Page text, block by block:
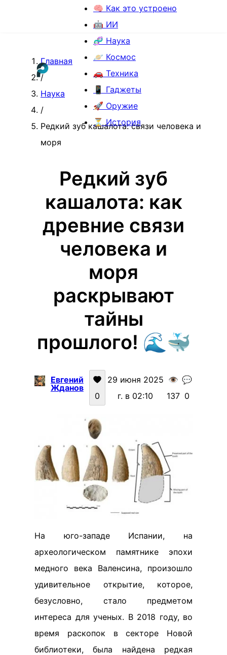
🧠 Как это устроено
🤖 ИИ
🧬 Наука
🪐 Космос
🚗 Техника
📱 Гаджеты
🚀 Оружие
⏳ История
Главная
/
Наука
/
Редкий зуб кашалота: связи человека и
моря
Редкий зуб
кашалота: как
древние связи
человека и
моря
раскрывают
тайны
прошлого! 🌊🐳
Евгений
Жданов
0
29 июня 2025
г. в 02:10
👁️
137
💬
0
На юго-западе Испании, на
археологическом памятнике эпохи
медного века Валенсина, произошло
удивительное открытие, которое,
безусловно, стало предметом
интереса для ученых. В 2018 году, во
время раскопок в секторе Новой
библиотеки, была найдена редкая